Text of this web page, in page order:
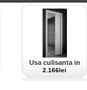
Usa culisanta in
perete Scrigno,
2.166lei